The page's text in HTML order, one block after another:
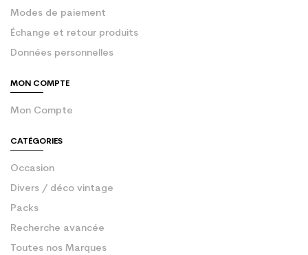
Modes de paiement
Échange et retour produits
Données personnelles
MON COMPTE
Mon Compte
CATÉGORIES
Occasion
Divers / déco vintage
Packs
Recherche avancée
Toutes nos Marques